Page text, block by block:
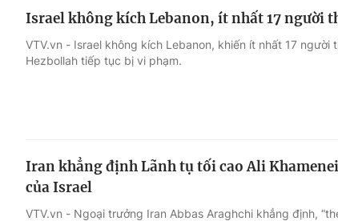
Thế giới đó đây
Israel không kích Lebanon, ít nhất 17 người
VTV.vn - Israel không kích Lebanon, khiến ít nhất 17
Hezbollah tiếp tục bị vi phạm.
Iran khẳng định Lãnh tụ tối cao Ali
của Israel
VTV.vn - Ngoại trưởng Iran Abbas Araghchi khẳng định,